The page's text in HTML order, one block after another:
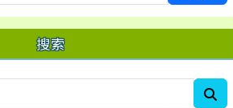
搜索